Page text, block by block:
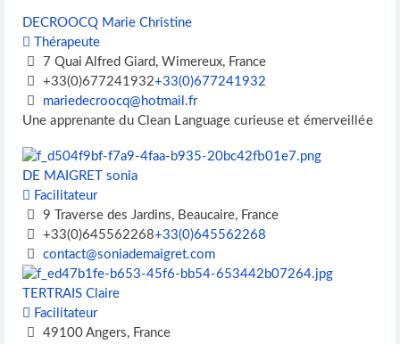
DECROOCQ Marie Christine
Thérapeute
7 Quai Alfred Giard, Wimereux, France
+33(0)677241932+33(0)677241932
mariedecroocq@hotmail.fr
Une apprenante du Clean Language curieuse et émerveillée
DE MAIGRET sonia
Facilitateur
9 Traverse des Jardins, Beaucaire, France
+33(0)645562268+33(0)645562268
contact@soniademaigret.com
TERTRAIS Claire
Facilitateur
49100 Angers, France